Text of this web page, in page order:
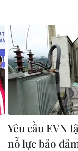
Yêu cầu EVN
nỗ lực bảo